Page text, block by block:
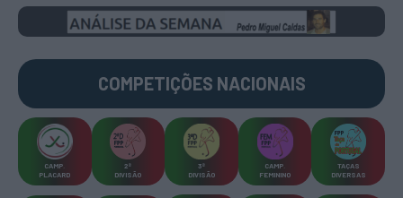
COMPETIÇÕES NACIONAIS
CAMP
PLACARD
2ª
DIVISÃO
3ª
DIVISÃO
CAMP
FEMININO
TAÇAS
DIVERSAS